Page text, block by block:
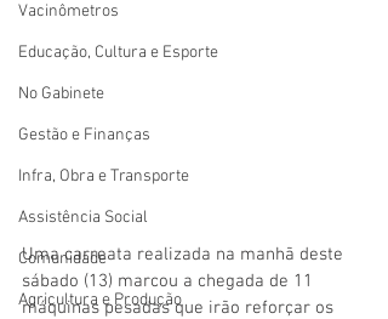
Vacinômetros
Educação, Cultura e Esporte
No Gabinete
Gestão e Finanças
Infra, Obra e Transporte
Assistência Social
Comunidade
Agricultura e Produção
Uma carreata realizada na manhã deste
sábado (13) marcou a chegada de 11
máquinas pesadas que irão reforçar os